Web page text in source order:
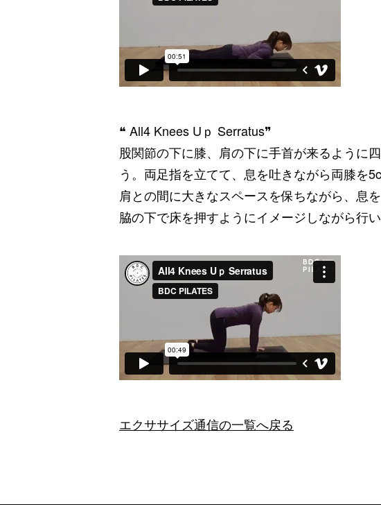
❝ All4 Knees Uｐ Serratus❞
股関節の下に膝、肩の下に手首が来るように
う。両足指を立てて、息を吐きながら両膝を
肩との間に大きなスペースを保ちながら、息
脇の下で床を押すようにイメージしながら行
エクササイズ通信の一覧へ戻る